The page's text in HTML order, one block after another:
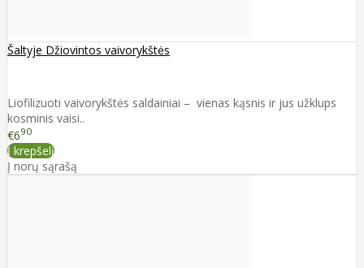
Šaltyje Džiovintos vaivorykštės
Liofilizuoti vaivorykštės saldainiai – vienas kąsnis ir jus užklups
kosminis vaisi..
€690
Į krepšelį
Į norų sąrašą